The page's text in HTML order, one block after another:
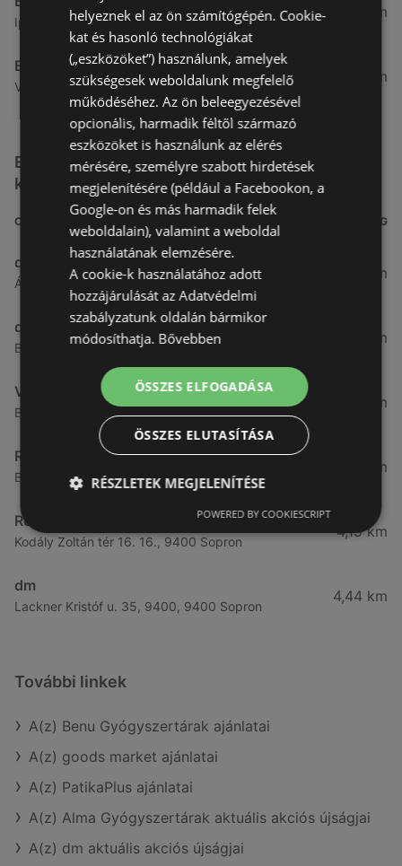
Ipar Körút 30, 9400 Sopron
7,03 km
Benu Gyógyszertárak
Vasút Sor 1, 9432 Fertőd
26,99 km
Egyéb Kozmetikumok és Drogéria üzletek a
közelben
CÍM TÁVOLSÁG
dm
Ágfalvi út 4, 9400, 9400 Sopron
3,26 km
dm
Besenyő u. 23, 9400 Sopron
3,28 km
Vianni
Bánfalvi út 14., 9400 Sopron
3,57 km
Rossmann
Bánfalvi út 6-8., 9400 Sopron
3,83 km
Rossmann
Kodály Zoltán tér 16. 16., 9400 Sopron
4,19 km
dm
Lackner Kristóf u. 35, 9400, 9400 Sopron
4,44 km
További linkek
A(z) Benu Gyógyszertárak ajánlatai
A(z) goods market ajánlatai
A(z) PatikaPlus ajánlatai
A(z) Alma Gyógyszertárak aktuális akciós újságjai
A(z) dm aktuális akciós újságjai
helyeznek el az ön számítógépén. Cookie-
kat és hasonló technológiákat
(„eszközöket”) használunk, amelyek
szükségesek weboldalunk megfelelő
működéséhez. Az ön beleegyezésével
opcionális, harmadik féltől származó
eszközöket is használunk az elérés
mérésére, személyre szabott hirdetések
megjelenítésére (például a Facebookon, a
Google-on és más harmadik felek
weboldalain), valamint a weboldal
használatának elemzésére.
A cookie-k használatához adott
hozzájárulását az Adatvédelmi
szabályzatunk oldalán bármikor
módosíthatja. Bővebben
ÖSSZES ELFOGADÁSA
ÖSSZES ELUTASÍTÁSA
RÉSZLETEK MEGJELENÍTÉSE
POWERED BY COOKIESCRIPT